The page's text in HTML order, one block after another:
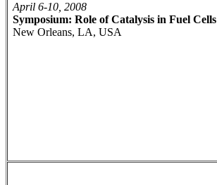
April 6-10, 2008
Symposium: Role of Catalysis in Fuel Cells
New Orleans, LA, USA